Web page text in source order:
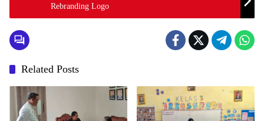
Rebranding Logo
Related Posts